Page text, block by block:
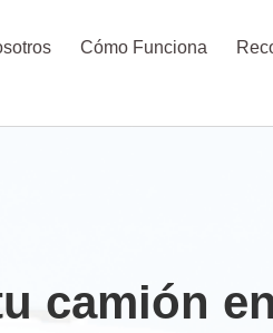
Cómo Funciona
camión en